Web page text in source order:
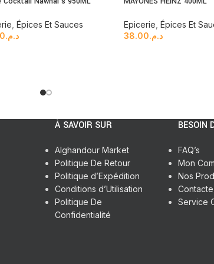
Épices Et Sauces
د.م.
Epicerie Épices Et
د.م.38.00
À SAVOIR SUR
Alghandour Market
Politique De Retour
Politique d’Expédition
Conditions d’Utilisation
Politique De
Confidentialité
BESOIN
FAQ’s
Mon
Nos
Service